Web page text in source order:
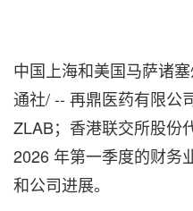
中国上海和美国马萨诸
通社/ -- 再鼎医药有限公
ZLAB；香港联交所股份
2026 年第一季度的财务
和公司进展。